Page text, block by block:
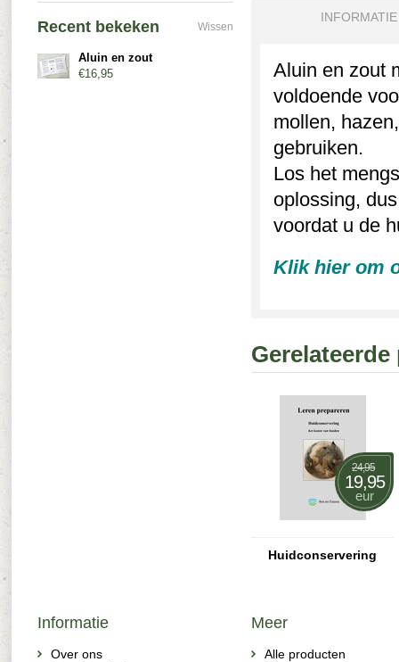
INFORMATIE
Aluin en zout
voldoende
mollen,
gebruiken.
Los het
oplossing,
voordat u de
Klik hier om
24,95
19,95
eur
Huidconservering
Recent bekeken Wissen
Aluin en zout
€16,95
Informatie
Over ons
Meer
Alle producten